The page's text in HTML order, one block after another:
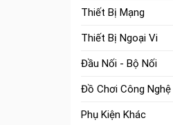
Thiết Bị Mạng
Thiết Bị Ngoại Vi
Đầu Nối - Bộ Nối
Đồ Chơi Công Nghệ
Phụ Kiện Khác